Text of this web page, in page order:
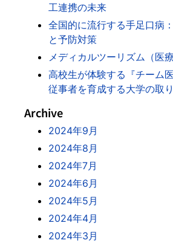
工連携の未来
全国的に流行する手足口病
と予防対策
メディカルツーリズム（医
高校生が体験する『チーム
従事者を育成する大学の取
Archive
2024年9月
2024年8月
2024年7月
2024年6月
2024年5月
2024年4月
2024年3月